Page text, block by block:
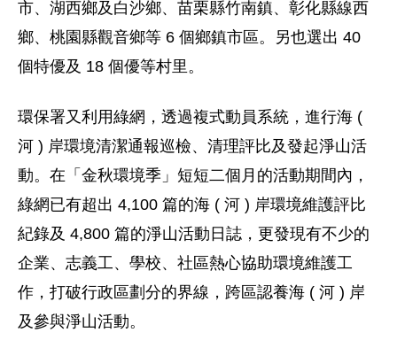
市、湖西鄉及白沙鄉、苗栗縣竹南鎮、彰化縣線西
鄉、桃園縣觀音鄉等 6 個鄉鎮市區。另也選出 40
個特優及 18 個優等村里。
環保署又利用綠網，透過複式動員系統，進行海 (
河 ) 岸環境清潔通報巡檢、清理評比及發起淨山活
動。在「金秋環境季」短短二個月的活動期間內，
綠網已有超出 4,100 篇的海 ( 河 ) 岸環境維護評比
紀錄及 4,800 篇的淨山活動日誌，更發現有不少的
企業、志義工、學校、社區熱心協助環境維護工
作，打破行政區劃分的界線，跨區認養海 ( 河 ) 岸
及參與淨山活動。